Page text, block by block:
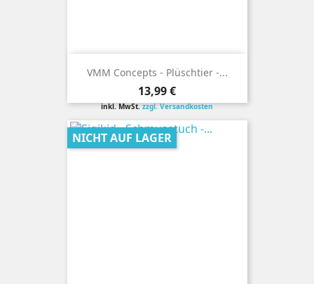
VMM Concepts - Plüschtier -...
Preis
13,99 €
inkl. MwSt.zzgl. Versandkosten
NICHT AUF LAGER